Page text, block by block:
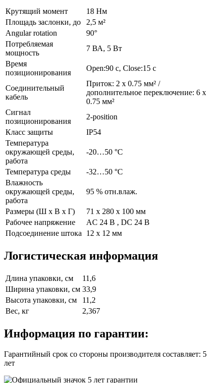
Крутящий момент
18 Нм
Площадь заслонки, до
2,5 м²
Angular rotation
90°
Потребляемая
мощность
7 ВА, 5 Вт
Время
позиционирования
Open:90 с, Close:15 с
Соединительный
кабель
Приток: 2 x 0.75 мм² /
дополнительное переключение: 6 x
0.75 мм²
Сигнал
позиционирования
2-position
Класс защиты
IP54
Температура
окружающей среды,
работа
-20…50 °C
Температура среды
-32…50 °C
Влажность
окружающей среды,
работа
95 % отн.влаж.
Размеры (Ш х В х Г)
71 x 280 x 100 мм
Рабочее напряжение
AC 24 В , DC 24 В
Подсоединение штока
12 x 12 мм
Логистическая информация
Длина упаковки, см
11,6
Ширина упаковки, см 33,9
Высота упаковки, см
11,2
Вес, кг
2,367
Информация по гарантии:
Гарантийный срок со стороны производителя составляет: 5
лет